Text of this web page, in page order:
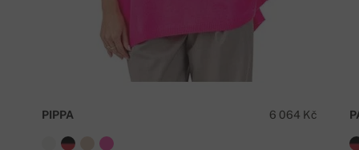
6 064 Kč
PIPPA